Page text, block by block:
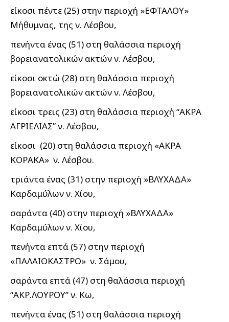
είκοσι πέντε (25) στην περιοχή »ΕΦΤΑΛΟΥ»
Μήθυμνας, της ν. Λέσβου,
πενήντα ένας (51) στη θαλάσσια περιοχή
βορειανατολικών ακτών ν. Λέσβου,
είκοσι οκτώ (28) στη θαλάσσια περιοχή
βορειανατολικών ακτών ν. Λέσβου,
είκοσι τρεις (23) στη θαλάσσια περιοχή “ΑΚΡΑ
ΑΓΡΙΕΛΙΑΣ” ν. Λέσβου,
είκοσι (20) στη θαλάσσια περιοχή «ΑΚΡΑ
ΚΟΡΑΚΑ» ν. Λέσβου.
τριάντα ένας (31) στην περιοχή »ΒΛΥΧΑΔΑ»
Καρδαμύλων ν. Χίου,
σαράντα (40) στην περιοχή »ΒΛΥΧΑΔΑ»
Καρδαμύλων ν. Χίου,
πενήντα επτά (57) στην περιοχή
«ΠΑΛΑΙΟΚΑΣΤΡΟ» ν. Σάμου,
σαράντα επτά (47) στη θαλάσσια περιοχή
“ΑΚΡ.ΛΟΥΡΟΥ” ν. Κω,
πενήντα ένας (51) στη θαλάσσια περιοχή